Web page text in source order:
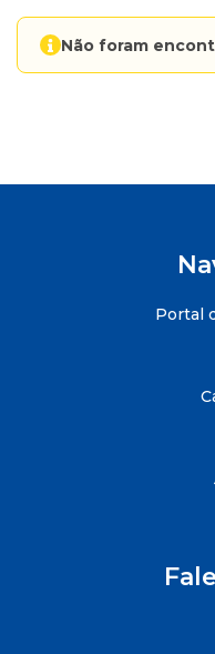
Não foram
Portal